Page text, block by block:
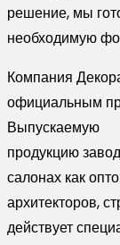
решение, мы
необходимую
Компания
официальным
Выпускаемую
продукцию
салонах как
архитекторов,
действует